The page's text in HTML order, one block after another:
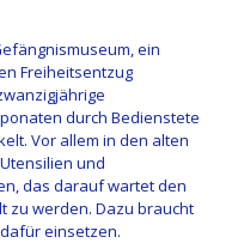
ein
Freiheitsentzug
durch Bedienstete
Vor allem in den alten
und
das darauf wartet den
zu werden. Dazu braucht
einsetzen.